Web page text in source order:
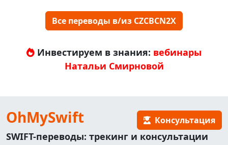
Все переводы в/из CZCBCN2X
Инвестируем в знания: вебинары
Натальи Смирновой
OhMySwift Консультация
SWIFT-переводы: трекинг и консультации